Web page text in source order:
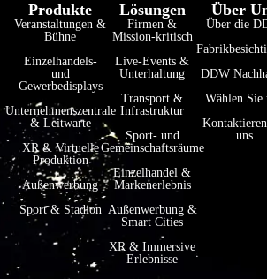
Produkte
Veranstaltungen &
Bühne
Einzelhandels-
und
Gewerbedisplays
Unternehmenszentrale
& Leitwarte
XR & Virtuelle
Produktion
Außenwerbung
Sport & Stadion
Lösungen
Firmen &
Mission-kritisch
Live-Events &
Unterhaltung
Transport &
Infrastruktur
Sport- und
Gemeinschaftsräume
Einzelhandel &
Markenerlebnis
Außenwerbung &
Smart Cities
XR & Immersive
Erlebnisse
Über
Über die
DDW
Wählen Sie
uns
한국